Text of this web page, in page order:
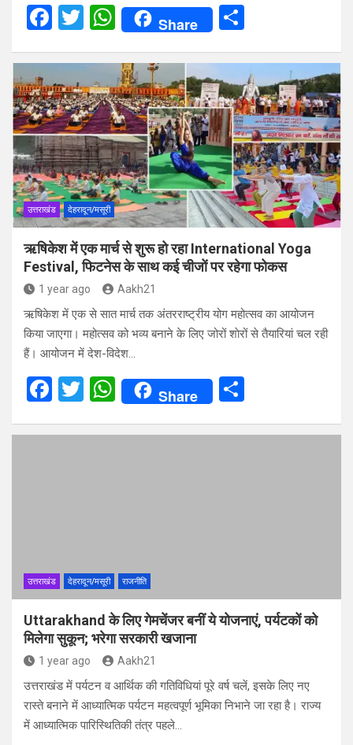
F
ce
b
o
o
k
T
tt
er
W
h
at
s
A
p
p
Share
ar
e
उत्तराखंड देहरादून/मसूरी
ऋषिकेश में एक मार्च से शुरू हो रहा International Yoga
Festival, फिटनेस के साथ कई चीजों पर रहेगा फोकस
1 year ago Aakh21
ऋषिकेश में एक से सात मार्च तक अंतरराष्ट्रीय योग महोत्सव का आयोजन
क‍िया जाएगा। महोत्‍सव को भव्य बनाने के लिए जोरों शाेरों से तैयारियां चल रही
हैं। आयोजन में देश-विदेश…
F
ce
T
tt
W
h
at
Share
ar
उत्तराखंड देहरादून/मसूरी राजनीति
Uttarakhand के लिए गेमचेंजर बनीं ये योजनाएं, पर्यटकों को
मिलेगा सुकून; भरेगा सरकारी खजाना
1 year ago Aakh21
उत्तराखंड में पर्यटन व आर्थिक की गतिविधियां पूरे वर्ष चलें, इसके लिए नए
रास्ते बनाने में आध्यात्मिक पर्यटन महत्वपूर्ण भूमिका निभाने जा रहा है। राज्य
में आध्यात्मिक पारिस्थितिकी तंत्र पहले…